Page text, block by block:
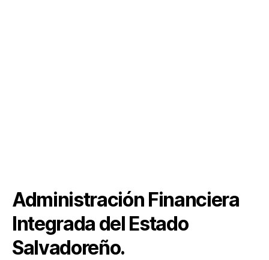
Administración Financiera
Integrada del Estado
Salvadoreño.